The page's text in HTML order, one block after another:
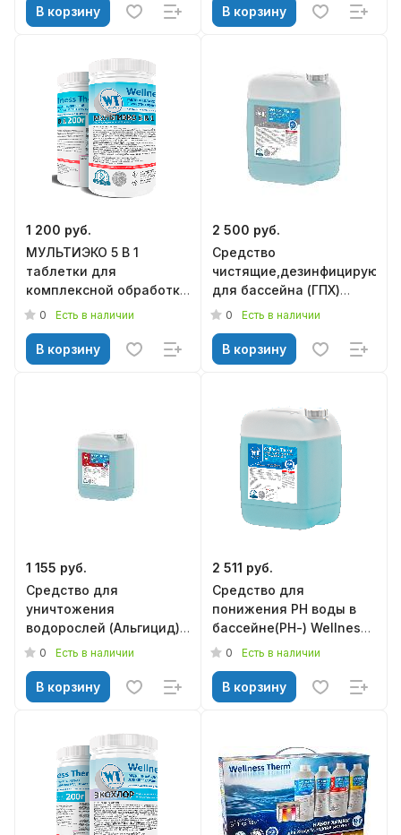
В корзину В корзину
1 200 руб.
МУЛЬТИЭКО 5 В 1
таблетки для
комплексной обработки
воды в плавательных
0 Есть в наличии
В корзину
2 500 руб.
Средство
для бассейна (ГПХ)
Wellness Therm 20л.
0 Есть в наличии
В корзину
1 155 руб.
Средство для
уничтожения
водорослей (Альгицид)
0 Есть в наличии
В корзину
2 511 руб.
Средство для
понижения РН воды в
бассейне(РН-) Wellness
Therm 20л.
0 Есть в наличии
В корзину